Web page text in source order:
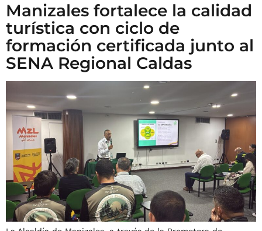
Manizales fortalece la calidad
turística con ciclo de
formación certificada junto al
SENA Regional Caldas